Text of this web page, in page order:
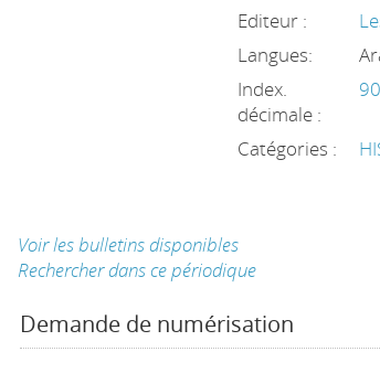
Editeur :
Langues:
Index.
décimale :
Catégories :
Voir les bulletins disponibles
Rechercher dans ce périodique
Demande de numérisation